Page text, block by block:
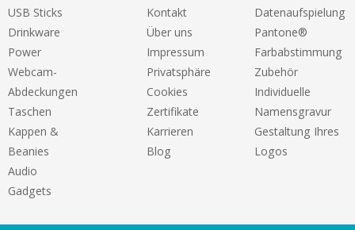
USB Sticks
Drinkware
Power
Webcam-
Abdeckungen
Taschen
Kappen &
Beanies
Audio
Gadgets
Kontakt
Über uns
Impressum
Privatsphäre
Cookies
Zertifikate
Karrieren
Blog
Datenaufspielung
Pantone®
Farbabstimmung
Zubehör
Individuelle
Namensgravur
Gestaltung Ihres
Logos